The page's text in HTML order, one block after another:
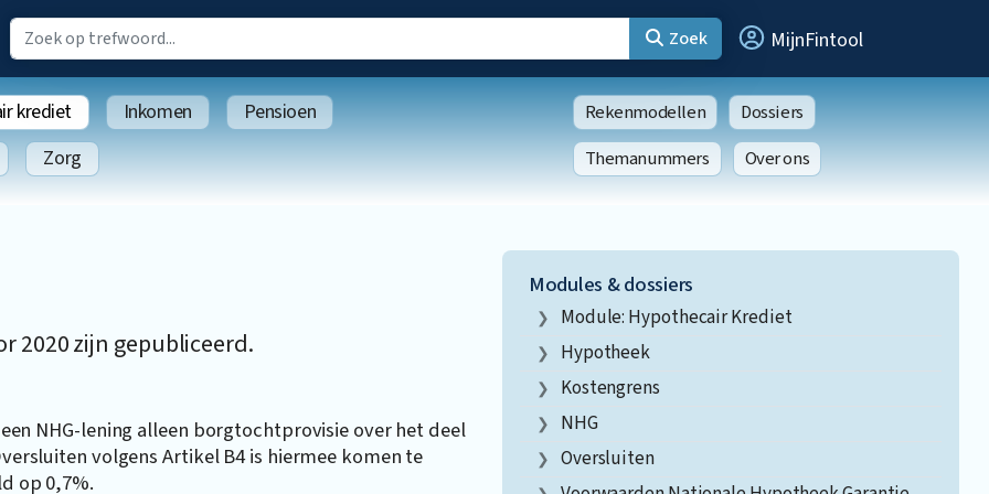
Zoek MijnFintool
krediet Inkomen
Pensioen
Zorg
Rekenmodellen
Dossiers
Themanummers
Over ons
2020 zijn gepubliceerd.
NHG-lening alleen borgtochtprovisie over het deel
volgens Artikel B4 is hiermee komen te
op 0,7%.
Modules & dossiers
Module: Hypothecair Krediet
Hypotheek
Kostengrens
NHG
Oversluiten